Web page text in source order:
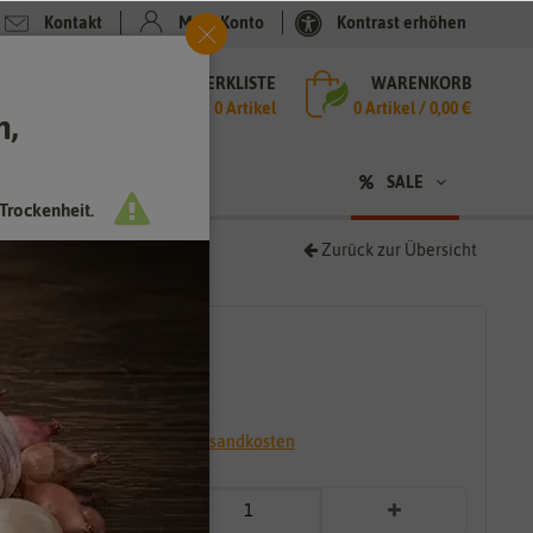
Kontakt Mein Konto Kontrast erhöhen
MERKLISTE
0 Artikel
WARENKORB
0Artikel /0,00 €
SALE
Zurück zur Übersicht
15,60 € / kg
* inkl. 7% MwSt. zzgl. Versandkosten